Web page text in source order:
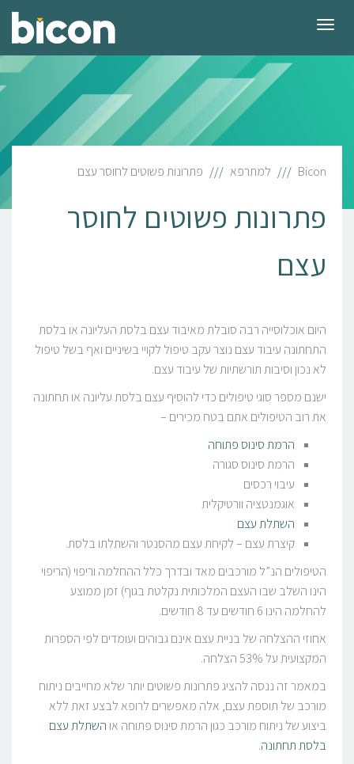
תפריט
Bicon למתרפא פתרונות פשוטים לחוסר עצם
פתרונות פשוטים לחוסר
עצם
היום אוכלוסייה רבה סובלת מאיבוד עצם בלסת העליונה או בלסת
התחתונה עיבוד עצם נוצר עקב טיפול לקויי בשיניים ואף בשל טיפול
לא נכון וסיבות תורשתיות של עיבוד עצם.
ישנם מספר סוגי טיפולים כדי להוסיף עצם בלסת עליונה או תחתונה
את רוב הטיפולים אתם בטח מכירים –
הרמת סינוס פתוחה
הרמת סינוס סגורה
עיבוי רכסים
אוגמנטציה וורטיקלית
השתלת עצם
קיצרת עצם – לקיחת עצם מהסנטר והשתלתו בלסת.
הטיפולים הנ”ל מורכבים מאד ובדרך כלל ההחלמה וריפוי (הריפוי
הינו השלב שבו העצם המלכותית נקלטת בגוף) זמן ממוצע
להחלמה הינו 6 חודשים עד 8 חודשים.
אחוזי ההצלחה של בניית עצם אינם גבוהים ועומדים לפי הספרות
המקצועית על 53% הצלחה.
במאמר זה ננסה להציג פתרונות פשוטים יותר שלא מחייבים ניתוח
מורכב של תוספת עצם, אלה מאפשרים לרופא לבצע זאת ללא
ביצוע של ניתוח מורכב כגון הרמת סינוס פתוחה או השתלת עצם
בלסת תחתונה.